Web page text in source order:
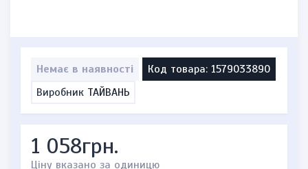
Немає в наявності
Код товара: 1579033890
Виробник ТАЙВАНЬ
1 058грн.
Ціну вказано за одиницю